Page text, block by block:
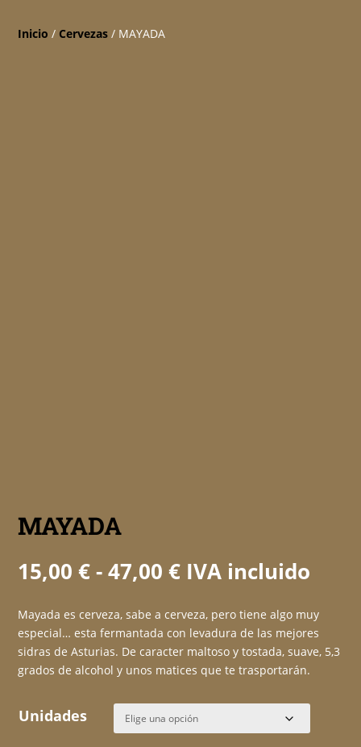
Inicio / Cervezas / MAYADA
MAYADA
15,00€ - 47,00€Rango
de
precios:
desde
15,00 €
hasta
47,00 €
IVA incluido
Mayada es cerveza, sabe a cerveza, pero tiene algo muy
especial… esta fermantada con levadura de las mejores
sidras de Asturias. De caracter maltoso y tostada, suave, 5,3
grados de alcohol y unos matices que te trasportarán.
Unidades